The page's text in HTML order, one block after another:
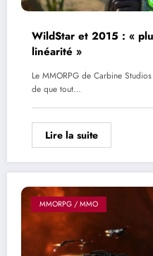
WildStar et 2015 : «
linéarité »
Le MMORPG de Carbine
de que tout…
Lire la suite
MMORPG / MMO